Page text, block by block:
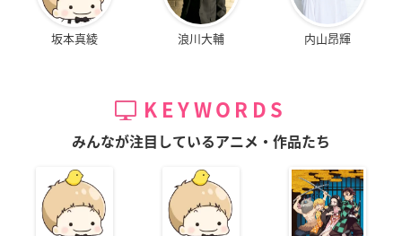
坂本真綾 浪川大輔 内山昂輝
KEYWORDS
みんなが注目しているアニメ・作品たち